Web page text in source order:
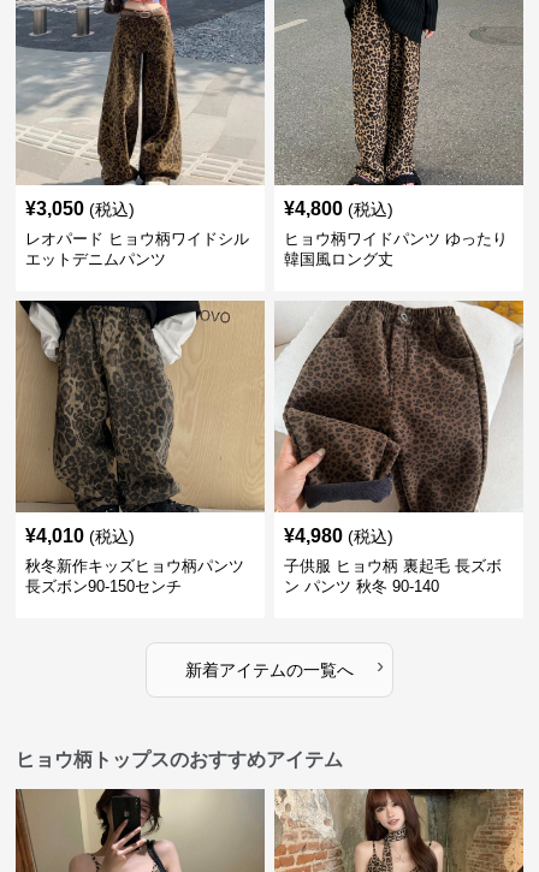
¥3,050 (税込)
レオパード ヒョウ柄ワイドシル
エットデニムパンツ
¥4,800 (税込)
ヒョウ柄ワイドパンツ ゆったり
韓国風ロング丈
¥4,010 (税込)
秋冬新作キッズヒョウ柄パンツ
長ズボン90-150センチ
¥4,980 (税込)
子供服 ヒョウ柄 裏起毛 長ズボ
ン パンツ 秋冬 90-140
新着アイテムの一覧へ ›
ヒョウ柄トップスのおすすめアイテム